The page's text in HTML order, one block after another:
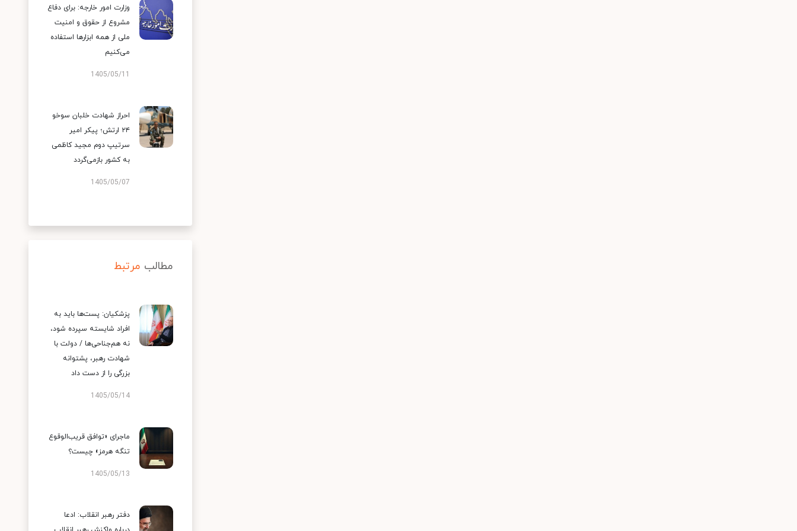
وزارت امور خارجه: برای دفاع
مشروع از حقوق و امنیت
ملی از همه ابزارها استفاده
می‌کنیم
1405/05/11
احراز شهادت خلبان سوخو
۲۴ ارتش؛ پیکر امیر
سرتیپ دوم مجید کاظمی
به کشور بازمی‌گردد
1405/05/07
مطالب مرتبط
پزشکیان: پست‌ها باید به
افراد شایسته سپرده شود،
نه هم‌جناحی‌ها / دولت با
شهادت رهبر، پشتوانه
بزرگی را از دست داد
1405/05/14
ماجرای «توافق قریب‌الوقوع
تنگه هرمز» چیست؟
1405/05/13
دفتر رهبر انقلاب: ادعا